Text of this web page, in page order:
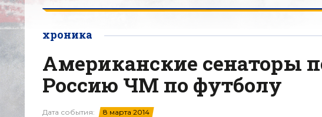
хроника
Американские сенаторы
Россию ЧМ по футболу
Дата события: 8 марта 2014